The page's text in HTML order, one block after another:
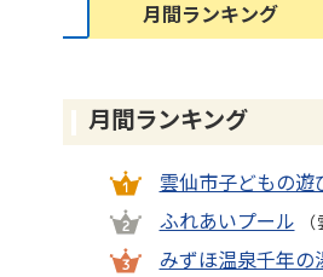
月間ランキング
月間ランキング
雲仙市子どもの遊
ふれあいプール
みずほ温泉千年の